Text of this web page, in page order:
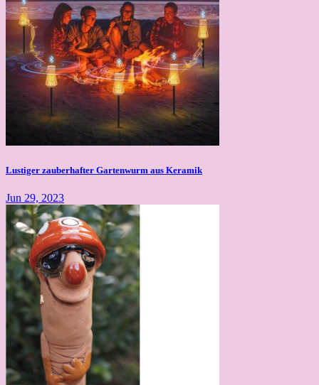
Lustiger zauberhafter Gartenwurm aus Keramik
Jun 29, 2023